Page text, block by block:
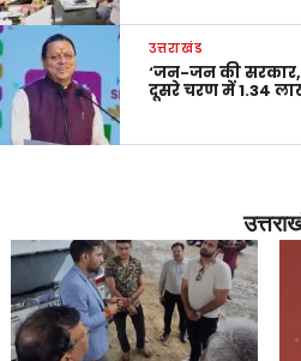
उत्तराखंड
‘जन-जन की
दूसरे चरण में 1.34